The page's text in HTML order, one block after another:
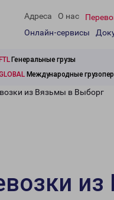
Адреса О нас
Онлайн-сервисы
FTLГенеральные грузы
Международные
из Вязьмы в Выборг